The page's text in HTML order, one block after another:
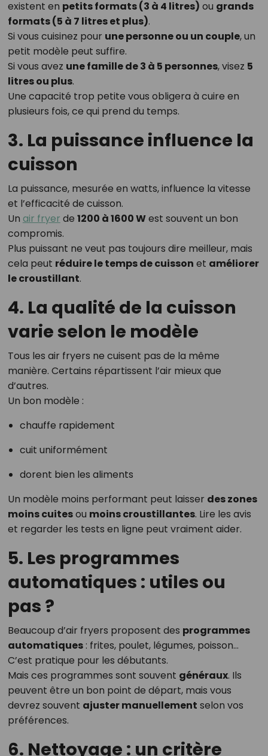
existent en petits formats (3 à 4 litres) ou grands
formats (5 à 7 litres et plus).
Si vous cuisinez pour une personne ou un couple, un
petit modèle peut suffire.
Si vous avez une famille de 3 à 5 personnes, visez 5
litres ou plus.
Une capacité trop petite vous obligera à cuire en
plusieurs fois, ce qui prend du temps.
3. La puissance influence la
cuisson
La puissance, mesurée en watts, influence la vitesse
et l’efficacité de cuisson.
Un air fryer de 1200 à 1600 West souvent un bon
compromis.
Plus puissant ne veut pas toujours dire meilleur, mais
cela peut réduire le temps de cuisson et améliorer
le croustillant.
4. La qualité de la cuisson
varie selon le modèle
Tous les air fryers ne cuisent pas de la même
manière. Certains répartissent l’air mieux que
d’autres.
Un bon modèle :
chauffe rapidement
cuit uniformément
dorent bien les aliments
Un modèle moins performant peut laisser des zones
moins cuitesou moins croustillantes. Lire les avis
et regarder les tests en ligne peut vraiment aider.
5. Les programmes
automatiques : utiles ou
pas ?
Beaucoup d’air fryers proposent des programmes
automatiques: frites, poulet, légumes, poisson…
C’est pratique pour les débutants.
Mais ces programmes sont souvent généraux. Ils
peuvent être un bon point de départ, mais vous
devrez souvent ajuster manuellement selon vos
préférences.
6. Nettoyage : un critère